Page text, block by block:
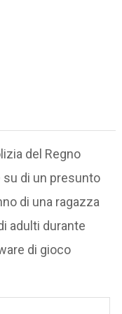
del Regno
su di un presunto
di una ragazza
adulti durante
di gioco